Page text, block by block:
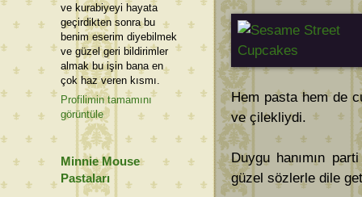
Hem pasta hem de
ve çilekliydi.
Duygu hanımın
güzel sözlerle dile
ve kurabiyeyi hayata
geçirdikten sonra bu
benim eserim diyebilmek
ve güzel geri bildirimler
almak bu işin bana en
çok haz veren kısmı.
Profilimin tamamını
görüntüle
Minnie Mouse
Pastaları